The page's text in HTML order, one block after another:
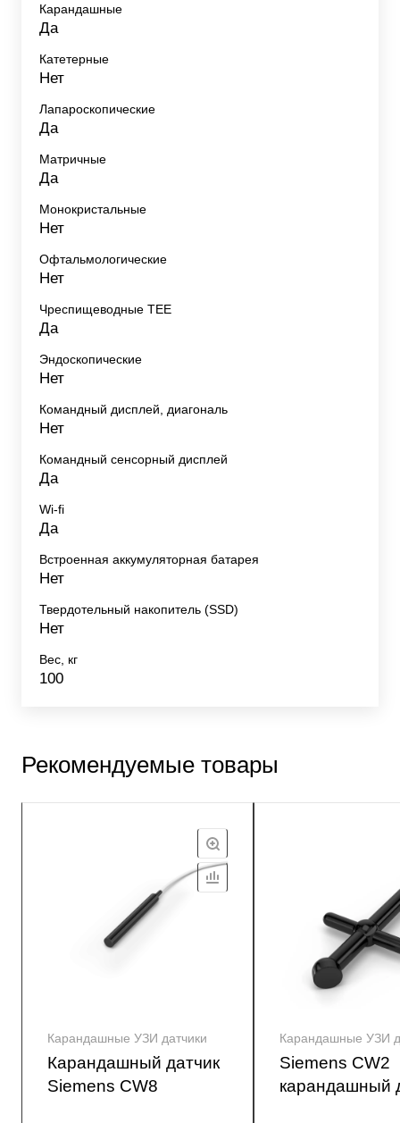
Карандашные
Да
Катетерные
Нет
Лапароскопические
Да
Матричные
Да
Монокристальные
Нет
Офтальмологические
Нет
Чреспищеводные TEE
Да
Эндоскопические
Нет
Командный дисплей, диагональ
Нет
Командный сенсорный дисплей
Да
Wi-fi
Да
Встроенная аккумуляторная батарея
Нет
Твердотельный накопитель (SSD)
Нет
Вес, кг
100
Рекомендуемые товары
Карандашные УЗИ датчики
Карандашный датчик
Siemens CW8
Карандашные УЗИ
Siemens CW2
карандашный